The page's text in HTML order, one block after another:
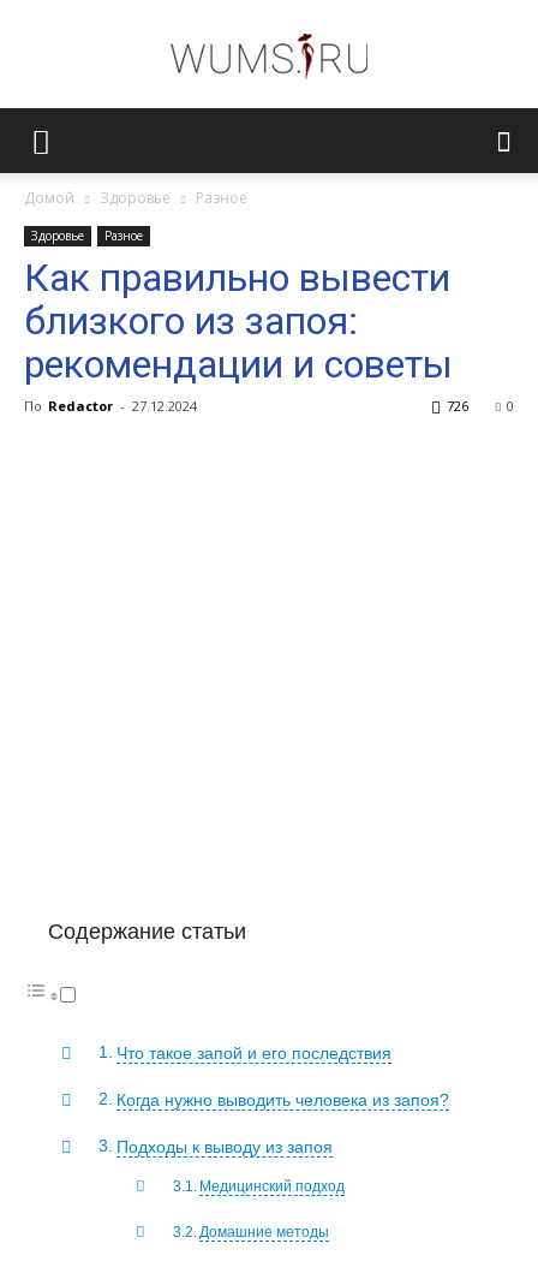
Домой Здоровье Разное
Здоровье Разное
Как правильно вывести
близкого из запоя:
рекомендации и советы
По Redactor - 27.12.2024 0
726
Содержание статьи
Что такое запой и его последствия
Когда нужно выводить человека из запоя?
Подходы к выводу из запоя
Медицинский подход
Домашние методы